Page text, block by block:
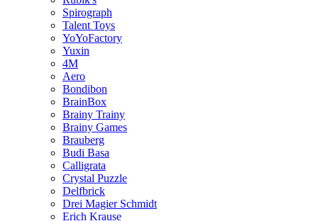
Spirograph
Talent Toys
YoYoFactory
Yuxin
4M
Aero
Bondibon
BrainBox
Brainy Trainy
Brainy Games
Brauberg
Budi Basa
Calligrata
Crystal Puzzle
Delfbrick
Drei Magier Schmidt
Erich Krause